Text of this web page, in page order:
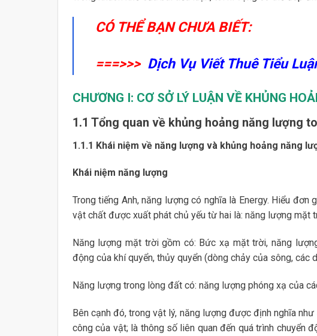
CÓ THỂ BẠN CHƯA BIẾT:
===>>> Dịch Vụ Viết Thuê Tiểu
CHƯƠNG I: CƠ SỞ LÝ LUẬN VỀ KHỦNG
1.1 Tổng quan về khủng hoảng năng lượng
1.1.1 Khái niệm về năng lượng và khủng hoảng năng
Khái niệm năng lượng
Trong tiếng Anh, năng lượng có nghĩa là Energy. Hiểu
vật chất được xuất phát chủ yếu từ hai là: năng lượng mặt
Năng lượng mặt trời gồm có: Bức xạ mặt trời, năng
động của khí quyển, thủy quyển (dòng chảy của sông, các
Năng lượng trong lòng đất có: năng lượng phóng xạ của
Bên cạnh đó, trong vật lý, năng lượng được định nghĩa
công của vật; là thông số liên quan đến quá trình chuyển